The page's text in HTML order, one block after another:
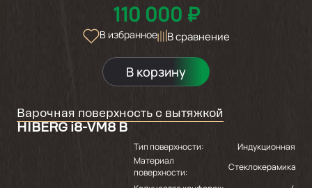
110 000 ₽
В избранное В сравнение
В корзину
Варочная поверхность с вытяжкой
HIBERG i8-VM8 B
Тип поверхности:
Индукционная
Материал
поверхности:
Стеклокерамика